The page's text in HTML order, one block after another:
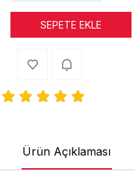
SEPETE EKLE
Ürün Açıklaması